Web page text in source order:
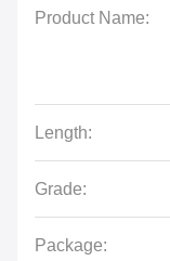
Product Name:
Length:
Grade:
Package: